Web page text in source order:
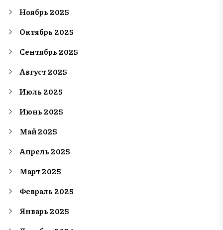
Ноябрь 2025
Октябрь 2025
Сентябрь 2025
Август 2025
Июль 2025
Июнь 2025
Май 2025
Апрель 2025
Март 2025
Февраль 2025
Январь 2025